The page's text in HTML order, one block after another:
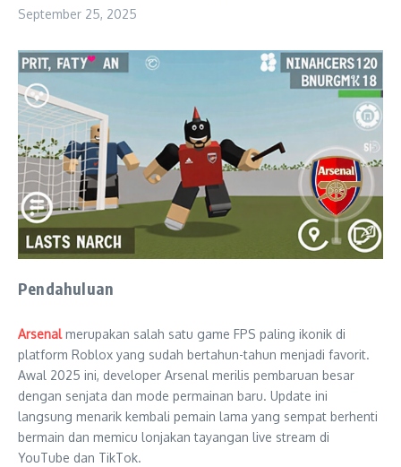
September 25, 2025
Pendahuluan
Arsenalmerupakan salah satu game FPS paling ikonik di
platform Roblox yang sudah bertahun-tahun menjadi favorit.
Awal 2025 ini, developer Arsenal merilis pembaruan besar
dengan senjata dan mode permainan baru. Update ini
langsung menarik kembali pemain lama yang sempat berhenti
bermain dan memicu lonjakan tayangan live stream di
YouTube dan TikTok.